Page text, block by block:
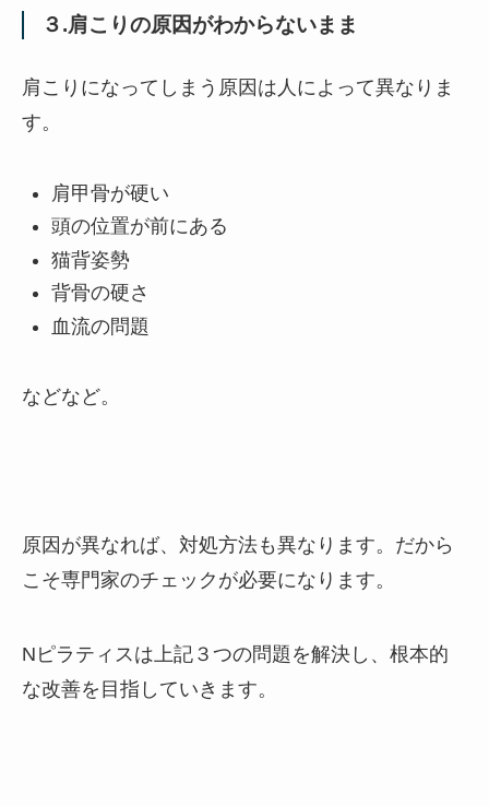
３.肩こりの原因がわからないまま
肩こりになってしまう原因は人によって異なりま
す。
肩甲骨が硬い
頭の位置が前にある
猫背姿勢
背骨の硬さ
血流の問題
などなど。
原因が異なれば、対処方法も異なります。だから
こそ専門家のチェックが必要になります。
Nピラティスは上記３つの問題を解決し、根本的
な改善を目指していきます。